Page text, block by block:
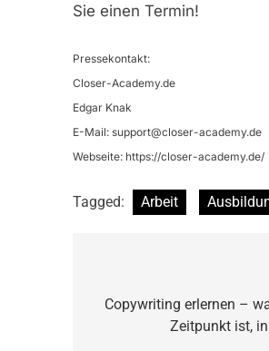
Sie einen Termin!
Pressekontakt:
Closer-Academy.de
Edgar Knak
E-Mail: support@closer-academy.de
Webseite: https://closer-academy.de/
Tagged: Arbeit
Copywriting erlernen –
Zeitpunkt ist,